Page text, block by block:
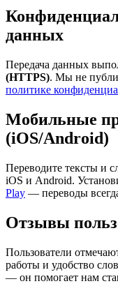
данных
Передача данных
(HTTPS). Мы не
политике
Мобильные
(iOS/Android)
Переводите тексты и
iOS и Android.
Play — переводы
Отзывы
Пользователи
работы и удобство
— он помогает нам